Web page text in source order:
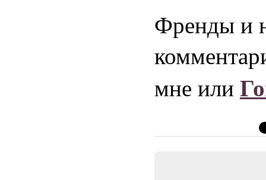
Френды и
мне или